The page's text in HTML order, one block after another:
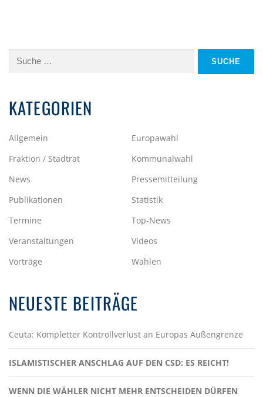
Suche
KATEGORIEN
Allgemein
Europawahl
Fraktion / Stadtrat
Kommunalwahl
News
Pressemitteilung
Publikationen
Statistik
Termine
Top-News
Veranstaltungen
Videos
Vorträge
Wahlen
NEUESTE BEITRÄGE
Ceuta: Kompletter Kontrollverlust an Europas Außengrenze
ISLAMISTISCHER ANSCHLAG AUF DEN CSD: ES REICHT!
WENN DIE WÄHLER NICHT MEHR ENTSCHEIDEN DÜRFEN